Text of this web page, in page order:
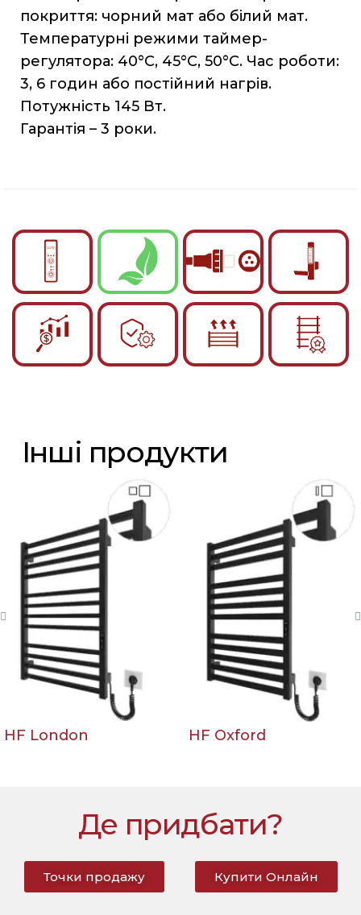
покриття: чорний мат або білий мат.
Температурні режими таймер-
регулятора: 40°С, 45°С, 50°С. Час роботи:
3, 6 годин або постійний нагрів.
Потужність 145 Вт.
Гарантія – 3 роки.
Інші продукти
HF London HF Oxford
Де придбати?
Точки продажу Купити Онлайн
English
Українська